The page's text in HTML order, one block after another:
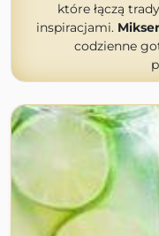
które łączą
inspiracjami.
codzienne